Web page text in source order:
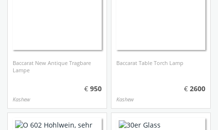
Baccarat New Antique Tragbare
Lampe
950
Kashew
Baccarat Table Torch Lamp
2600
Kashew